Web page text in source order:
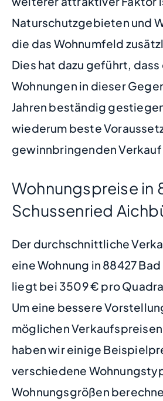
Naturschutzgebieten und
die das Wohnumfeld
Dies hat dazu geführt,
Wohnungen in dieser
Jahren beständig
wiederum beste
gewinnbringenden
Wohnungspreise in
Schussenried
Der durchschnittliche
eine Wohnung in 88427
liegt bei 3509 € pro
Um eine bessere
möglichen
haben wir einige
verschiedene
Wohnungsgrößen